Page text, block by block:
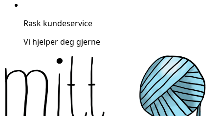
Rask kundeservice
Vi hjelper deg gjerne